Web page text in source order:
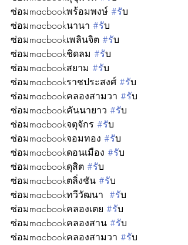
ซ่อมmacbookพร้อมพงษ์ #รับ
ซ่อมmacbookนานา #รับ
ซ่อมmacbookเพลินจิต #รับ
ซ่อมmacbookชิดลม #รับ
ซ่อมmacbookสยาม #รับ
ซ่อมmacbookราชประสงศ์ #รับ
ซ่อมmacbookคลองสามวา #รับ
ซ่อมmacbookคันนายาว #รับ
ซ่อมmacbookจตุจักร #รับ
ซ่อมmacbookจอมทอง #รับ
ซ่อมmacbookดอนเมือง #รับ
ซ่อมmacbookดุสิต #รับ
ซ่อมmacbookตลิ่งชัน #รับ
ซ่อมmacbookทวีวัฒนา #รับ
ซ่อมmacbookคลองเตย #รับ
ซ่อมmacbookคลองสาน #รับ
ซ่อมmacbookคลองสามวา #รับ